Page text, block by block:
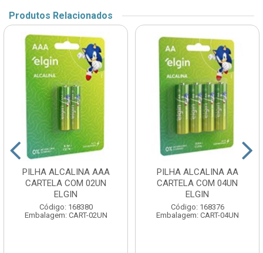
Produtos Relacionados
PILHA ALCALINA AAA
CARTELA COM 02UN
ELGIN
Código: 168380
Embalagem: CART-02UN
PILHA ALCALINA AA
CARTELA COM 04UN
ELGIN
Código: 168376
Embalagem: CART-04UN